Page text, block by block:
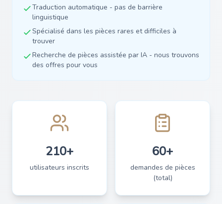
Traduction automatique - pas de barrière
linguistique
Spécialisé dans les pièces rares et difficiles à
trouver
Recherche de pièces assistée par IA - nous trouvons
des offres pour vous
210+
utilisateurs inscrits
60+
demandes de pièces
(total)